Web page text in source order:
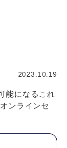
2023.10.19
能になるこれ
ンラインセ